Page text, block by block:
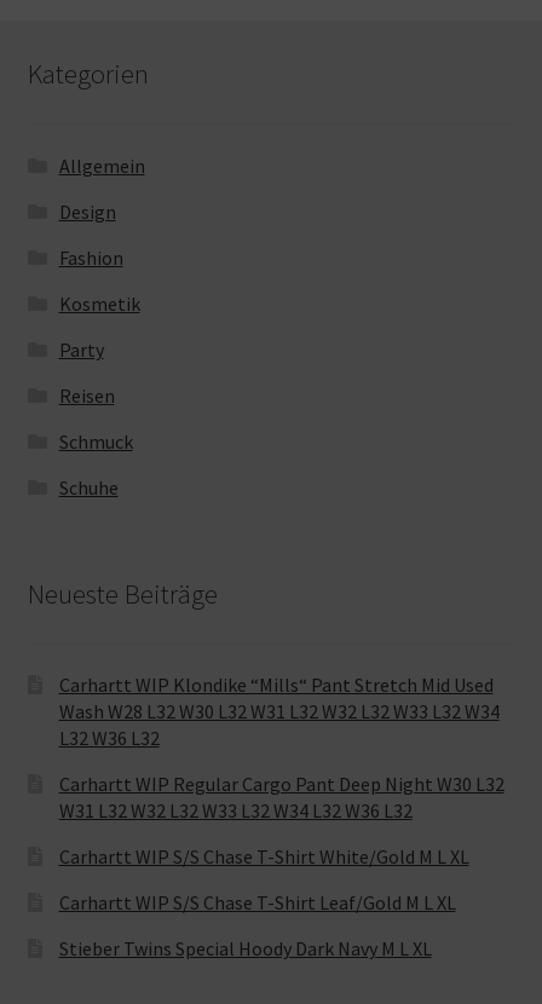
Kategorien
Allgemein
Design
Fashion
Kosmetik
Party
Reisen
Schmuck
Schuhe
Neueste Beiträge
Carhartt WIP Klondike “Mills“ Pant Stretch Mid Used
Wash W28 L32 W30 L32 W31 L32 W32 L32 W33 L32 W34
L32 W36 L32
Carhartt WIP Regular Cargo Pant Deep Night W30 L32
W31 L32 W32 L32 W33 L32 W34 L32 W36 L32
Carhartt WIP S/S Chase T-Shirt White/Gold M L XL
Carhartt WIP S/S Chase T-Shirt Leaf/Gold M L XL
Stieber Twins Special Hoody Dark Navy M L XL